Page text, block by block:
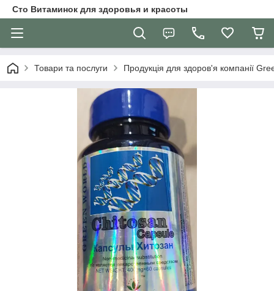
Сто Витаминок для здоровья и красоты
Товари та послуги Продукція для здоров'я компанії